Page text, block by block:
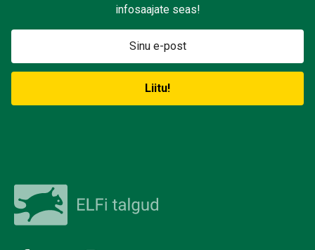
infosaajate seas!